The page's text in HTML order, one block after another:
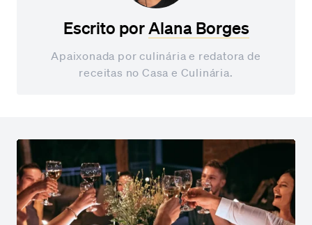
Escrito porAlana Borges
Apaixonada por culinária e redatora de
receitas no Casa e Culinária.